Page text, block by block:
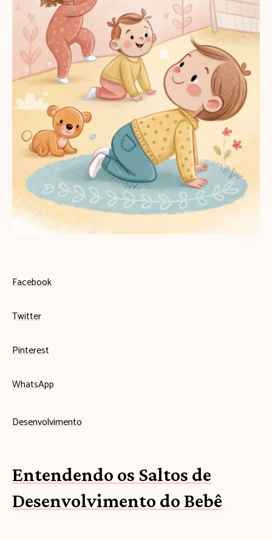
Facebook
Twitter
Pinterest
WhatsApp
Desenvolvimento
Entendendo os Saltos de
Desenvolvimento do Bebê